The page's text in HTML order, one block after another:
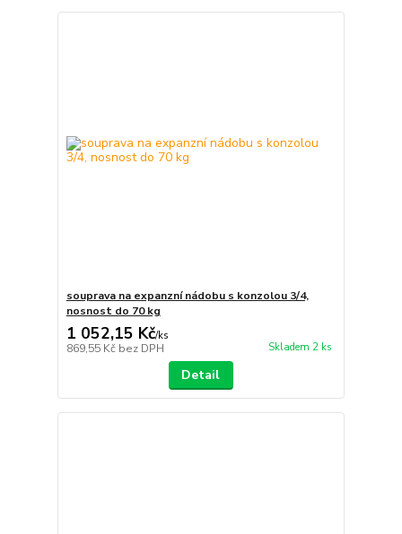
souprava na expanzní nádobu s konzolou 3/4,
nosnost do 70 kg
1 052,15 Kč/ks
869,55 Kč bez DPH Skladem 2 ks
Detail